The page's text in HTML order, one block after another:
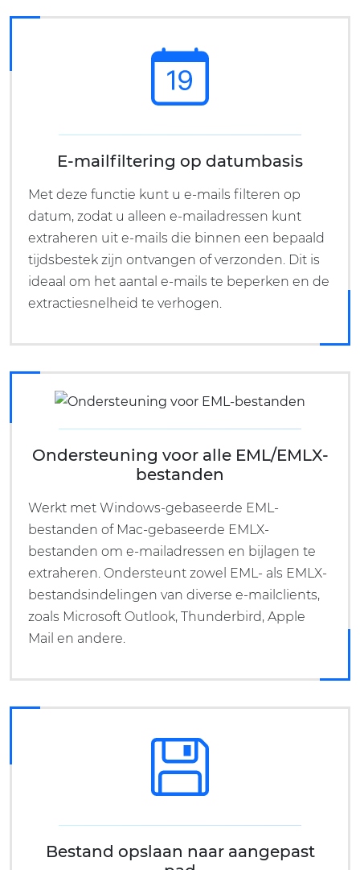
E-mailfiltering op datumbasis
Met deze functie kunt u e-mails filteren op
datum, zodat u alleen e-mailadressen kunt
extraheren uit e-mails die binnen een bepaald
tijdsbestek zijn ontvangen of verzonden. Dit is
ideaal om het aantal e-mails te beperken en de
extractiesnelheid te verhogen.
Ondersteuning voor alle EML/EMLX-
bestanden
Werkt met Windows-gebaseerde EML-
bestanden of Mac-gebaseerde EMLX-
bestanden om e-mailadressen en bijlagen te
extraheren. Ondersteunt zowel EML- als EMLX-
bestandsindelingen van diverse e-mailclients,
zoals Microsoft Outlook, Thunderbird, Apple
Mail en andere.
Bestand opslaan naar aangepast